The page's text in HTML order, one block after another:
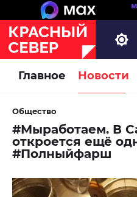
Главное Новости
Общество
#Мыработаем. В
откроется ещё
#Полныйфарш